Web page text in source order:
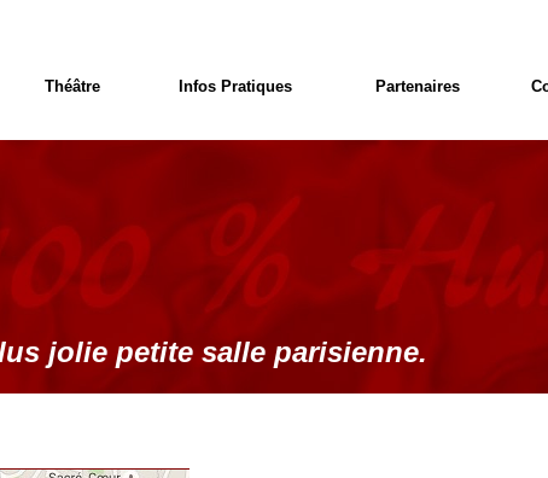
jolie petite salle parisienne.
Théâtre Infos Pratiques Partenaires